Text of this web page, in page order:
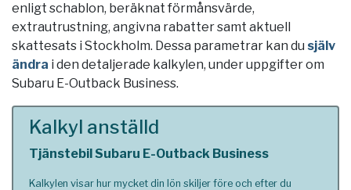
enligt schablon, beräknat förmånsvärde,
extrautrustning, angivna rabatter samt aktuell
skattesats i Stockholm. Dessa parametrar kan du själv
ändra i den detaljerade kalkylen, under uppgifter om
Subaru E-Outback Business.
Kalkyl anställd
Tjänstebil Subaru E-Outback Business
Kalkylen visar hur mycket din lön skiljer före och efter du